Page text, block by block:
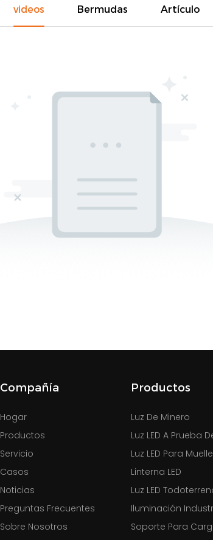
videos Bermudas Artículo
Compañía
Hogar
Productos
Servicio
Casos
Noticias
Preguntas Frecuentes
Sobre Nosotros
Productos
Luz De Minero
Luz LED A Prueba
Luz LED Para
Linterna LED
Luz LED
Iluminación
Soporte Para